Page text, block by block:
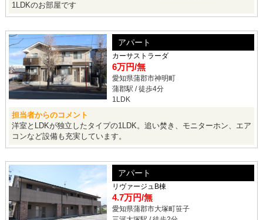
1LDKのお部屋です
アパート
カーサストラーダ
6万円/無
愛知県蒲郡市神明町
蒲郡駅 / 徒歩4分
1LDK
担当者からのコメント
洋室とLDKが独立したタイプの1LDK。追い焚き、モニターホン、エア
コンなど設備も充実しています。
アパート
リヴァージュB棟
4.7万円/無
愛知県蒲郡市大塚町笹子